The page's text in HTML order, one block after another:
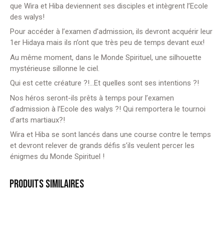
que Wira et Hiba deviennent ses disciples et intègrent l’Ecole
des walys!
Pour accéder à l’examen d’admission, ils devront acquérir leur
1er Hidaya mais ils n’ont que très peu de temps devant eux!
Au même moment, dans le Monde Spirituel, une silhouette
mystérieuse sillonne le ciel.
Qui est cette créature ?!…Et quelles sont ses intentions ?!
Nos héros seront-ils prêts à temps pour l’examen
d’admission à l’Ecole des walys ?! Qui remportera le tournoi
d’arts martiaux?!
Wira et Hiba se sont lancés dans une course contre le temps
et devront relever de grands défis s’ils veulent percer les
énigmes du Monde Spirituel !
PRODUITS SIMILAIRES